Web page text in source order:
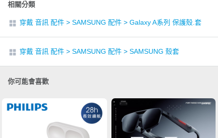
相關分類
穿戴 音訊 配件 > SAMSUNG 配件 > Galaxy A系列 保護殼.套
穿戴 音訊 配件 > SAMSUNG 配件 > SAMSUNG 殼套
你可能會喜歡